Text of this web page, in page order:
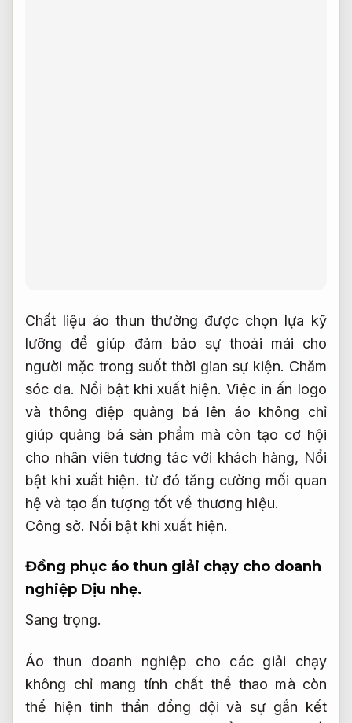
Chất liệu áo thun thường được chọn lựa kỹ
lưỡng để giúp đảm bảo sự thoải mái cho
người mặc trong suốt thời gian sự kiện. Chăm
sóc da. Nổi bật khi xuất hiện. Việc in ấn logo
và thông điệp quảng bá lên áo không chỉ
giúp quảng bá sản phẩm mà còn tạo cơ hội
cho nhân viên tương tác với khách hàng, Nổi
bật khi xuất hiện. từ đó tăng cường mối quan
hệ và tạo ấn tượng tốt về thương hiệu.
Công sở. Nổi bật khi xuất hiện.
Đồng phục áo thun giải chạy cho doanh
nghiệp Dịu nhẹ.
Sang trọng.
Áo thun doanh nghiệp cho các giải chạy
không chỉ mang tính chất thể thao mà còn
thể hiện tinh thần đồng đội và sự gắn kết